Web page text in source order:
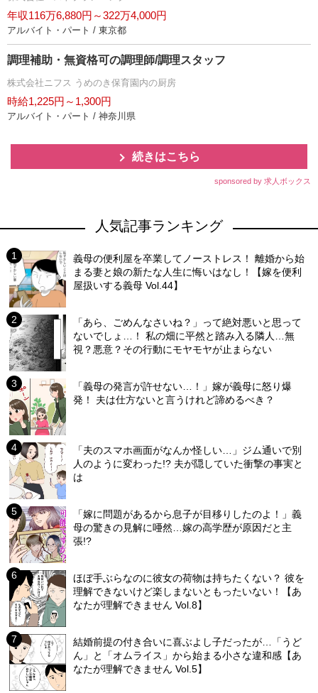
年収116万6,880円～322万4,000円
アルバイト・パート / 東京都
調理補助・無資格可の調理師/調理スタッフ
株式会社ニフス うめのき保育園内の厨房
時給1,225円～1,300円
アルバイト・パート / 神奈川県
続きはこちら
sponsored by 求人ボックス
人気記事ランキング
義母の便利屋を卒業してノーストレス！ 離婚から始
まる妻と娘の新たな人生に悔いはなし！【嫁を便利
屋扱いする義母 Vol.44】
「あら、ごめんなさいね？」って絶対悪いと思って
ないでしょ…！ 私の畑に平然と踏み入る隣人…無
視？悪意？その行動にモヤモヤが止まらない
「義母の発言が許せない…！」嫁が義母に怒り爆
発！ 夫は仕方ないと言うけれど諦めるべき？
「夫のスマホ画面がなんか怪しい…」ジム通いで別
人のように変わった!? 夫が隠していた衝撃の事実と
は
「嫁に問題があるから息子が目移りしたのよ！」義
母の驚きの見解に唖然…嫁の高学歴が原因だと主
張!?
ほぼ手ぶらなのに彼女の荷物は持ちたくない？ 彼を
理解できないけど楽しまないともったいない！【あ
なたが理解できません Vol.8】
結婚前提の付き合いに喜ぶよし子だったが…「うど
ん」と「オムライス」から始まる小さな違和感【あ
なたが理解できません Vol.5】